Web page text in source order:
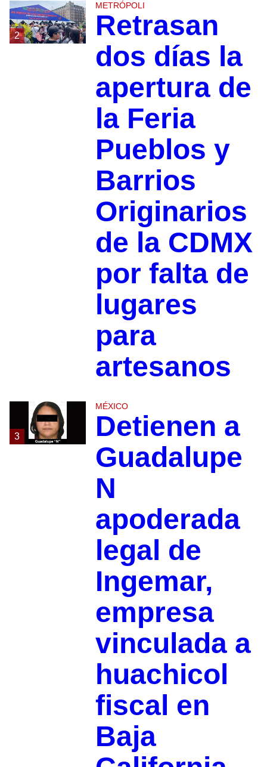
2
METRÓPOLI
Retrasan
dos días la
apertura de
la Feria
Pueblos y
Barrios
Originarios
de la CDMX
por falta de
lugares
para
artesanos
3
MÉXICO
Detienen a
Guadalupe
N
apoderada
legal de
Ingemar,
empresa
vinculada a
huachicol
fiscal en
Baja